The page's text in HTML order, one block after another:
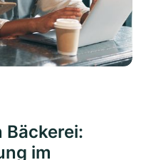
Bäckerei:
im